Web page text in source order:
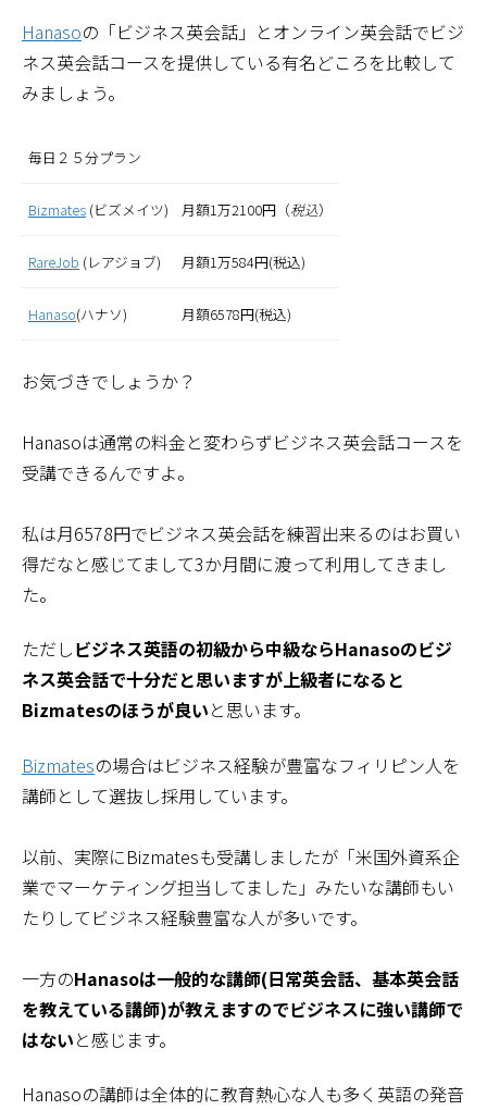
Hanasoの「ビジネス英会話」とオンライン英会話でビジ
ネス英会話コースを提供している有名どころを比較して
みましょう。
毎日２５分プラン
Bizmates (ビズメイツ) 月額1万2100円（税込）
RareJob (レアジョブ) 月額1万584円(税込)
Hanaso(ハナソ) 月額6578円(税込)
お気づきでしょうか？
Hanasoは通常の料金と変わらずビジネス英会話コースを
受講できるんですよ。
私は月6578円でビジネス英会話を練習出来るのはお買い
得だなと感じてまして3か月間に渡って利用してきまし
た。
ただしビジネス英語の初級から中級ならHanasoのビジ
ネス英会話で十分だと思いますが上級者になると
Bizmatesのほうが良いと思います。
Bizmatesの場合はビジネス経験が豊富なフィリピン人を
講師として選抜し採用しています。
以前、実際にBizmatesも受講しましたが「米国外資系企
業でマーケティング担当してました」みたいな講師もい
たりしてビジネス経験豊富な人が多いです。
一方のHanasoは一般的な講師(日常英会話、基本英会話
を教えている講師)が教えますのでビジネスに強い講師で
はないと感じます。
Hanasoの講師は全体的に教育熱心な人も多く英語の発音